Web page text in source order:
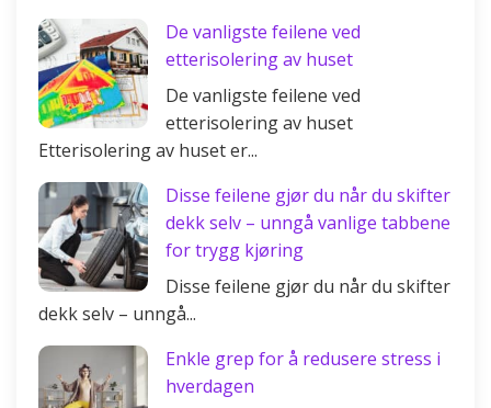
De vanligste feilene ved
etterisolering av huset
De vanligste feilene ved
etterisolering av huset
Etterisolering av huset er...
Disse feilene gjør du når du skifter
dekk selv – unngå vanlige tabbene
for trygg kjøring
Disse feilene gjør du når du skifter
dekk selv – unngå...
Enkle grep for å redusere stress i
hverdagen